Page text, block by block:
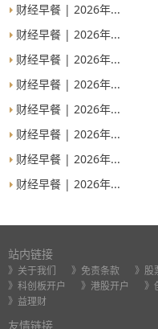
财经早餐 | 2026年...
财经早餐 | 2026年...
财经早餐 | 2026年...
财经早餐 | 2026年...
财经早餐 | 2026年...
财经早餐 | 2026年...
财经早餐 | 2026年...
财经早餐 | 2026年...
站内链接
》关于我们 》免责条款 》股
》科创板开户
》港股开户
》
》益理财
友情链接